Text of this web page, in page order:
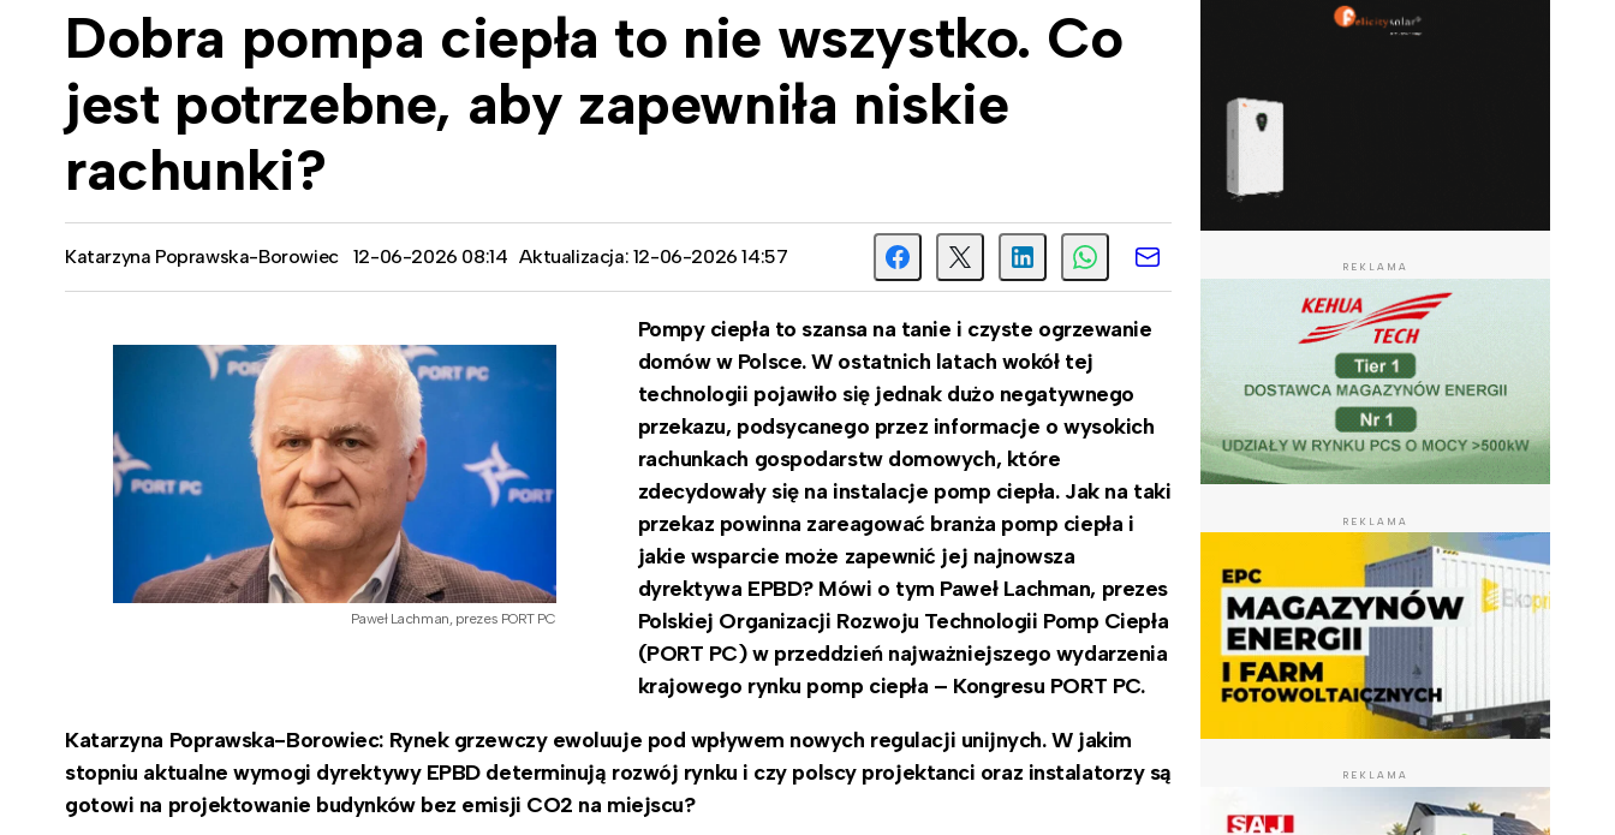
Dobra pompa ciepła to nie wszystko. Co
jest potrzebne, aby zapewniła niskie
rachunki?
Katarzyna Poprawska-Borowiec 12-06-2026 08:14 Aktualizacja: 12-06-2026 14:57
Paweł Lachman, prezes PORT PC
Pompy ciepła to szansa na tanie i czyste ogrzewanie
domów w Polsce. W ostatnich latach wokół tej
technologii pojawiło się jednak dużo negatywnego
przekazu, podsycanego przez informacje o wysokich
rachunkach gospodarstw domowych, które
zdecydowały się na instalacje pomp ciepła. Jak na taki
przekaz powinna zareagować branża pomp ciepła i
jakie wsparcie może zapewnić jej najnowsza
dyrektywa EPBD? Mówi o tym Paweł Lachman, prezes
Polskiej Organizacji Rozwoju Technologii Pomp Ciepła
(PORT PC) w przeddzień najważniejszego wydarzenia
krajowego rynku pomp ciepła – Kongresu PORT PC.
Katarzyna Poprawska-Borowiec: Rynek grzewczy ewoluuje pod wpływem nowych regulacji unijnych. W jakim
stopniu aktualne wymogi dyrektywy EPBD determinują rozwój rynku i czy polscy projektanci oraz instalatorzy są
gotowi na projektowanie budynków bez emisji CO2 na miejscu?
REKLAMA
REKLAMA
REKLAMA